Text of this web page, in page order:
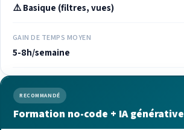
⚠️ Basique (filtres, vues)
GAIN DE TEMPS MOYEN
5-8h/semaine
RECOMMANDÉ
Formation no-code + IA générative